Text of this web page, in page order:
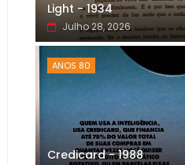
Light - 1934
Julho 28, 2026
ANOS 80
Credicard - 1988